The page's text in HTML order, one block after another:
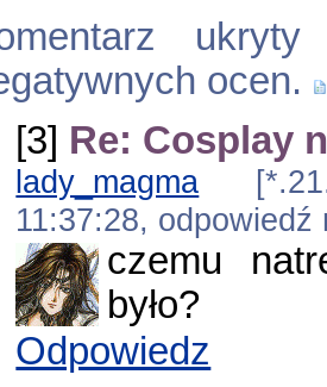
ocen.
[3] Re: Cosplay
lady_magma
11:37:28,
czemu
było?
Odpowiedz